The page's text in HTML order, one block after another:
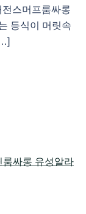
스머프룸싸롱
등식이 머릿속